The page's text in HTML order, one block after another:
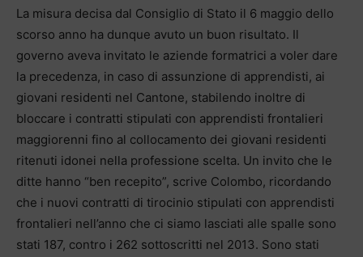
La misura decisa dal Consiglio di Stato il 6 maggio dello
scorso anno ha dunque avuto un buon risultato. Il
governo aveva invitato le aziende formatrici a voler dare
la precedenza, in caso di assunzione di apprendisti, ai
giovani residenti nel Cantone, stabilendo inoltre di
bloccare i contratti stipulati con apprendisti frontalieri
maggiorenni fino al collocamento dei giovani residenti
ritenuti idonei nella professione scelta. Un invito che le
ditte hanno “ben recepito”, scrive Colombo, ricordando
che i nuovi contratti di tirocinio stipulati con apprendisti
frontalieri nell’anno che ci siamo lasciati alle spalle sono
stati 187, contro i 262 sottoscritti nel 2013. Sono stati